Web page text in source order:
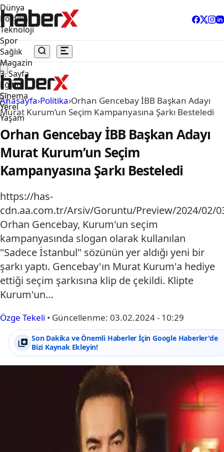
Dünya
Politika
Teknoloji
Spor
Sağlık
Magazin
3. Sayfa
Eğitim
Sinema
Yerel
Yaşam
Anasayfa›Politika›Orhan Gencebay İBB Başkan Adayı
Murat Kurum’un Seçim Kampanyasına Şarkı Besteledi
Orhan Gencebay İBB Başkan Adayı
Murat Kurum’un Seçim
Kampanyasına Şarkı Besteledi
https://has-
cdn.aa.com.tr/Arsiv/Goruntu/Preview/2024/02/
Orhan Gencebay, Kurum'un seçim
kampanyasında slogan olarak kullanılan
"Sadece İstanbul" sözünün yer aldığı yeni bir
şarkı yaptı. Gencebay'ın Murat Kurum'a hediye
ettiği seçim şarkısına klip de çekildi. Klipte
Kurum'un…
Özge Tekeli • Güncellenme: 03.02.2024 - 10:29
Son Dakika ve Önemli Haberler İçin Google Haberler'de
Bizi Kaynak Ekleyin!